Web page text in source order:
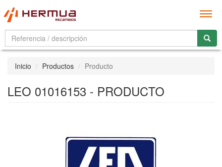
Inicio Productos Producto
LEO 01016153 - PRODUCTO